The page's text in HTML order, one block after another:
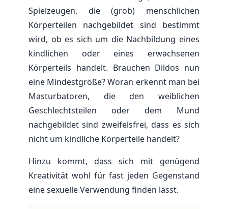
Spielzeugen, die (grob) menschlichen
Körperteilen nachgebildet sind bestimmt
wird, ob es sich um die Nachbildung eines
kindlichen oder eines erwachsenen
Körperteils handelt. Brauchen Dildos nun
eine Mindestgröße? Woran erkennt man bei
Masturbatoren, die den weiblichen
Geschlechtsteilen oder dem Mund
nachgebildet sind zweifelsfrei, dass es sich
nicht um kindliche Körperteile handelt?
Hinzu kommt, dass sich mit genügend
Kreativität wohl für fast jeden Gegenstand
eine sexuelle Verwendung finden lässt.